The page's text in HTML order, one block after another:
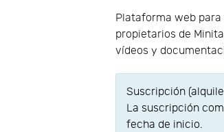
Plataforma web
propietarios de
vídeos y
Suscripción
La suscripción
fecha de inicio.